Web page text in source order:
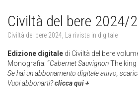
Civiltà del bere 2024/
Civiltà del bere 2024 La rivista in digitale
Edizione digitale di Civiltà del bere
Monografia: “Cabernet SauvignonThe king
Se hai un abbonamento digitale attivo,
Vuoi abbonarti?clicca qui +